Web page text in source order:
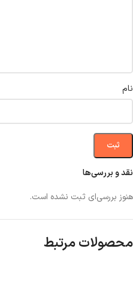
نقد و بررسی‌ها
هنوز بررسی‌ای ثبت نشده است.
نام
محصولات مرتبط